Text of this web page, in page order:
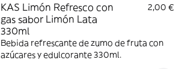
KAS Limón Refresco con
gas sabor Limón Lata
330ml
2,00 €
Bebida refrescante de zumo de fruta con
azúcares y edulcorante 330ml.